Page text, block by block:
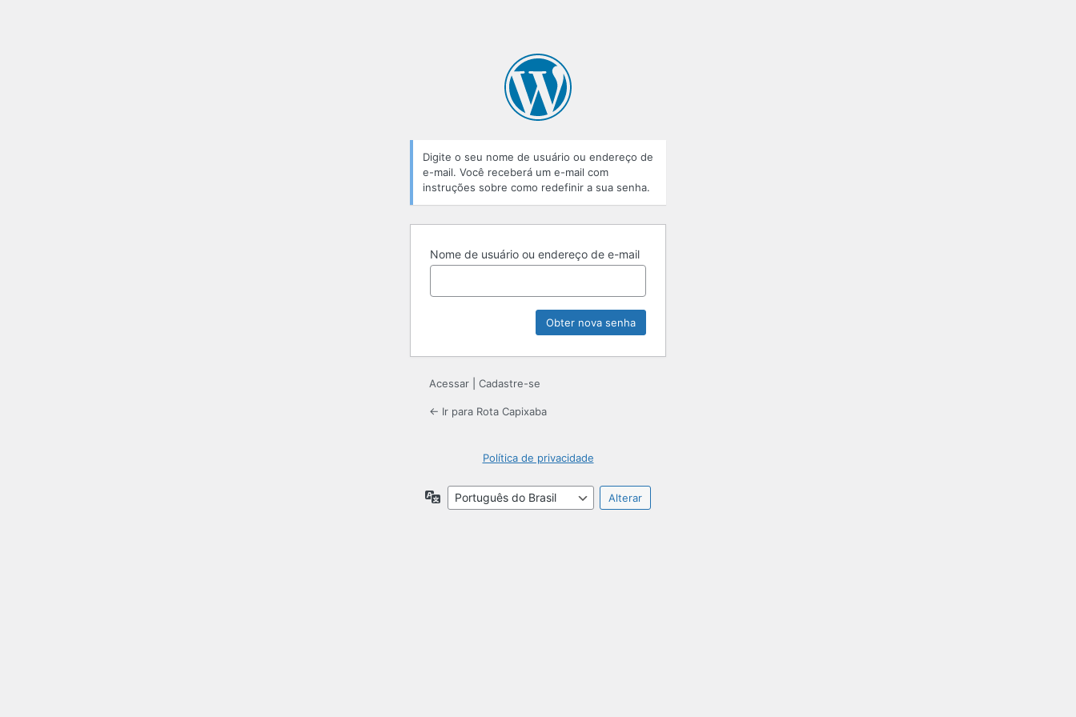
Digite o seu nome de usuário ou endereço de
e-mail. Você receberá um e-mail com
instruções sobre como redefinir a sua senha.
Nome de usuário ou endereço de e-mail
Acessar Cadastre-se
← Ir para Rota Capixaba
Política de privacidade
Idioma